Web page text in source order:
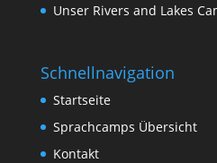
Unser Rivers and Lakes
Schnellnavigation
Startseite
Sprachcamps Übersicht
Kontakt